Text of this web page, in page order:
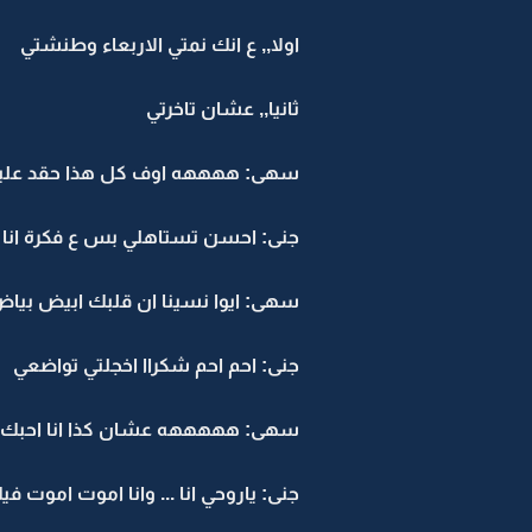
اولا,, ع انك نمتي الاربعاء وطنشتي
ثانيا,, عشان تاخرتي
سهى: ههههه اوف كل هذا حقد
جنى: احسن تستاهلي بس ع فكرة
سهى: ايوا نسينا ان قلبك ابيض
جنى: احم احم شكراا اخجلتي تواضعي
سهى: هههههه عشان كذا انا احبك
جنى: ياروحي انا ... وانا اموت اموت